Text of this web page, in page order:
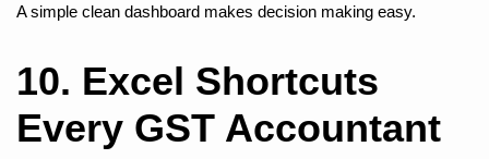
A simple clean dashboard makes decision making easy.
10. Excel Shortcuts
Every GST Accountant